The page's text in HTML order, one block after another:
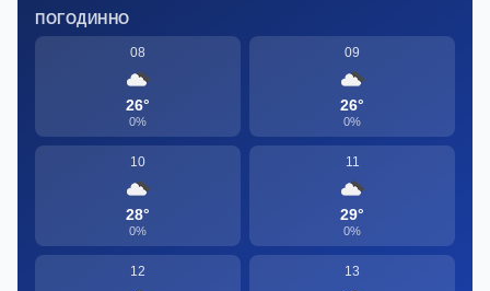
ПОГОДИННО
08
26°
0%
09
26°
0%
10
28°
0%
11
29°
0%
12 13